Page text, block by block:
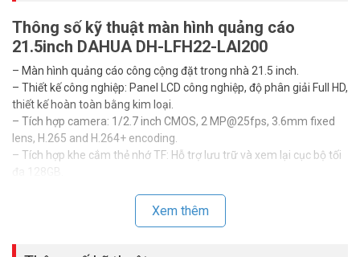
Thông số kỹ thuật màn hình quảng cáo
21.5inch DAHUA DH-LFH22-LAI200
– Màn hình quảng cáo công cộng đặt trong nhà 21.5 inch.
– Thiết kế công nghiệp: Panel LCD công nghiệp, độ phân giải Full HD,
thiết kế hoàn toàn bằng kim loại.
– Tích hợp camera: 1/2.7 inch CMOS, 2 MP@25fps, 3.6mm fixed
lens, H.265 and H.264+ encoding.
– Tích hợp khe cắm thẻ nhớ TF: Hỗ trợ lưu trữ và xem lại cục bộ tối
đa 128GB.
– 3 chế độ làm việc: Chế độ thông minh, chế độ chỉ dẫn và chế độ
Xem thêm